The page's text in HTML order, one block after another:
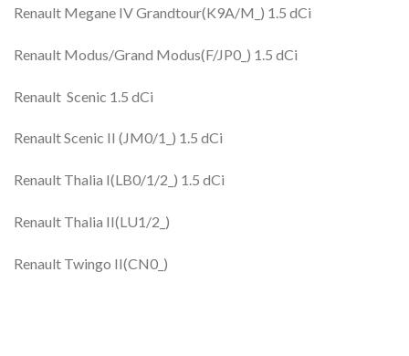
Renault Megane IV Grandtour(K9A/M_) 1.5 dCi
Renault Modus/Grand Modus(F/JP0_) 1.5 dCi
Renault Scenic 1.5 dCi
Renault Scenic II (JM0/1_) 1.5 dCi
Renault Thalia I(LB0/1/2_) 1.5 dCi
Renault Thalia II(LU1/2_)
Renault Twingo II(CN0_)